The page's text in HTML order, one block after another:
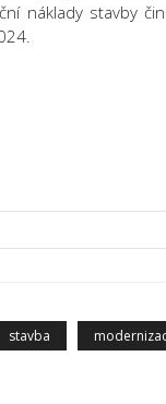
náklady stavby
stavba